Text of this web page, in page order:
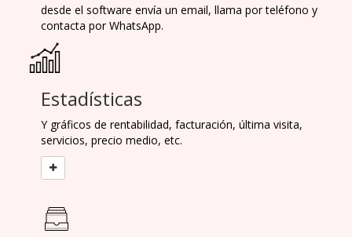
desde el software envía un email, llama por teléfono y
contacta por WhatsApp.
Estadísticas
Y gráficos de rentabilidad, facturación, última visita,
servicios, precio medio, etc.